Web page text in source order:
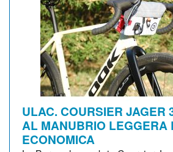
ULAC. COURSIER JAGER
AL MANUBRIO LEGGERA
ECONOMICA